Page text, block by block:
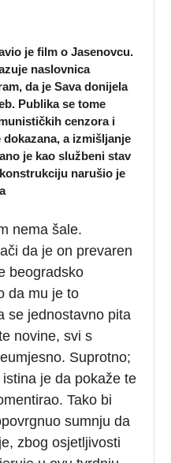
je film o Jasenovcu.
naslovnica
da je Sava donijela
Publika se tome
cenzora i
a izmišljanje
je kao službeni stav
narušio je
nema šale.
da je on prevaren
beogradsko
da mu je to
se jednostavno pita
novine, svi s
Suprotno;
je da pokaže te
Tako bi
sumnju da
zbog osjetljivosti